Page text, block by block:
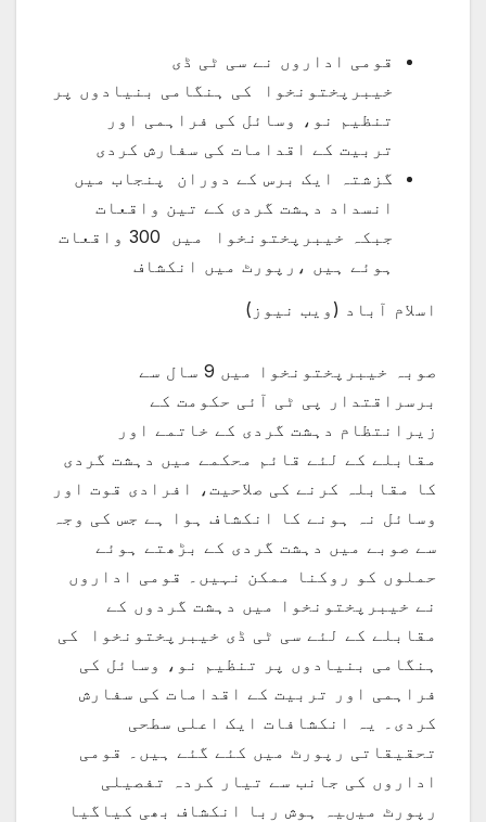
قومی اداروں نے سی ٹی ڈی
خیبرپختونخوا کی ہنگامی بنیادوں پر
تنظیم نو، وسائل کی فراہمی اور
تربیت کے اقدامات کی سفارش کردی
گزشتہ ایک برس کے دوران پنجاب میں
انسداد دہشت گردی کے تین واقعات
جبکہ خیبرپختونخوا میں 300 واقعات
ہوئے ہیں ،رپورٹ میں انکشاف
اسلام آباد (ویب نیوز)
صوبہ خیبرپختونخوا میں 9 سال سے
برسراقتدار پی ٹی آئی حکومت کے
زیرانتظام دہشت گردی کے خاتمے اور
مقابلے کے لئے قائم محکمے میں دہشت گردی
کا مقابلہ کرنے کی صلاحیت، افرادی قوت اور
وسائل نہ ہونے کا انکشاف ہوا ہے جس کی وجہ
سے صوبے میں دہشت گردی کے بڑھتے ہوئے
حملوں کو روکنا ممکن نہیں۔ قومی اداروں
نے خیبرپختونخوا میں دہشت گردوں کے
مقابلے کے لئے سی ٹی ڈی خیبرپختونخوا کی
ہنگامی بنیادوں پر تنظیم نو، وسائل کی
فراہمی اور تربیت کے اقدامات کی سفارش
کردی۔ یہ انکشافات ایک اعلی سطحی
تحقیقاتی رپورٹ میں کئے گئے ہیں۔ قومی
اداروں کی جانب سے تیار کردہ تفصیلی
رپورٹ میںیہ ہوش ربا انکشاف بھی کیاگیا